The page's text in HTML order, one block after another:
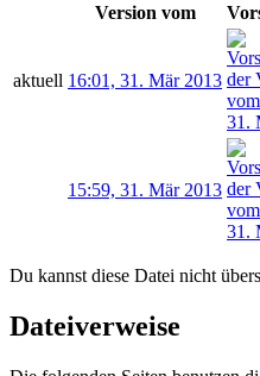
Version vom
aktuell 16:01, 31. Mär 2013
15:59, 31. Mär 2013
Du kannst diese Datei nicht
Dateiverweise